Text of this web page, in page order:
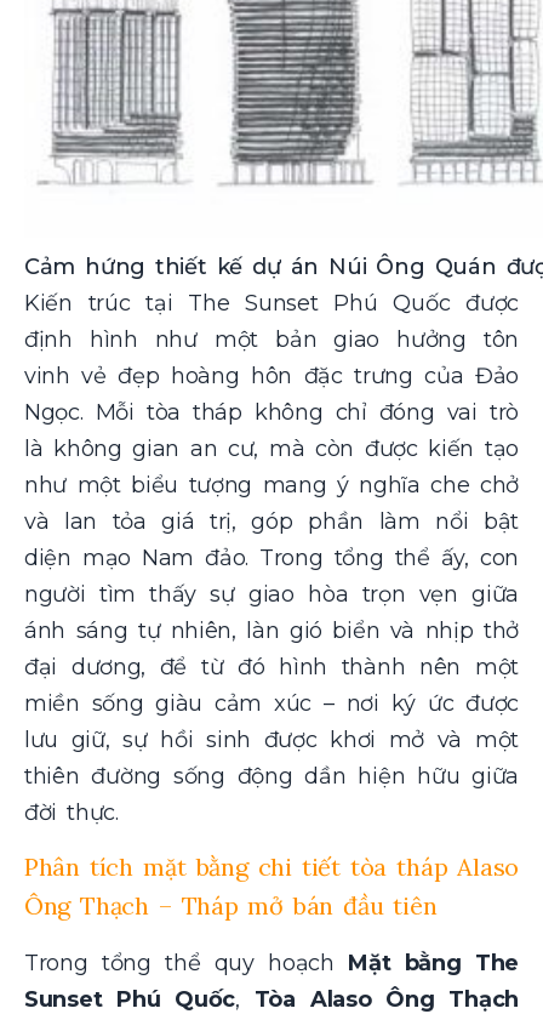
Cảm hứng thiết kế dự án Núi Ông Quán
Kiến trúc tại The Sunset Phú Quốc được
định hình như một bản giao hưởng tôn
vinh vẻ đẹp hoàng hôn đặc trưng của Đảo
Ngọc. Mỗi tòa tháp không chỉ đóng vai trò
là không gian an cư, mà còn được kiến tạo
như một biểu tượng mang ý nghĩa che chở
và lan tỏa giá trị, góp phần làm nổi bật
diện mạo Nam đảo. Trong tổng thể ấy, con
người tìm thấy sự giao hòa trọn vẹn giữa
ánh sáng tự nhiên, làn gió biển và nhịp thở
đại dương, để từ đó hình thành nên một
miền sống giàu cảm xúc – nơi ký ức được
lưu giữ, sự hồi sinh được khơi mở và một
thiên đường sống động dần hiện hữu giữa
đời thực.
Phân tích mặt bằng chi tiết tòa tháp Alaso
Ông Thạch – Tháp mở bán đầu tiên
Trong tổng thể quy hoạch Mặt bằng The
Sunset Phú Quốc, Tòa Alaso Ông Thạch